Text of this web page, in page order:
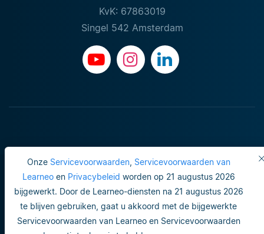
Onze Servicevoorwaarden, Servicevoorwaarden van
Learneoen Privacybeleid worden op 21 augustus 2026
bijgewerkt. Door de Learneo-diensten na 21 augustus 2026
te blijven gebruiken, gaat u akkoord met de bijgewerkte
Servicevoorwaarden van Learneo en Servicevoorwaarden
KvK: 67863019
Singel 542 Amsterdam
Gebruiksvoorwaarden
Do not sell or share my personal info